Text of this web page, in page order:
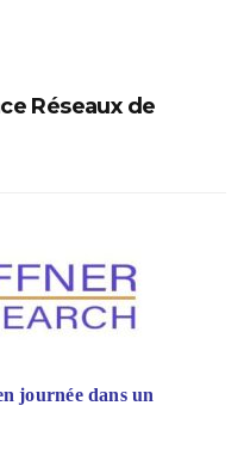
Réseaux de
journée dans un